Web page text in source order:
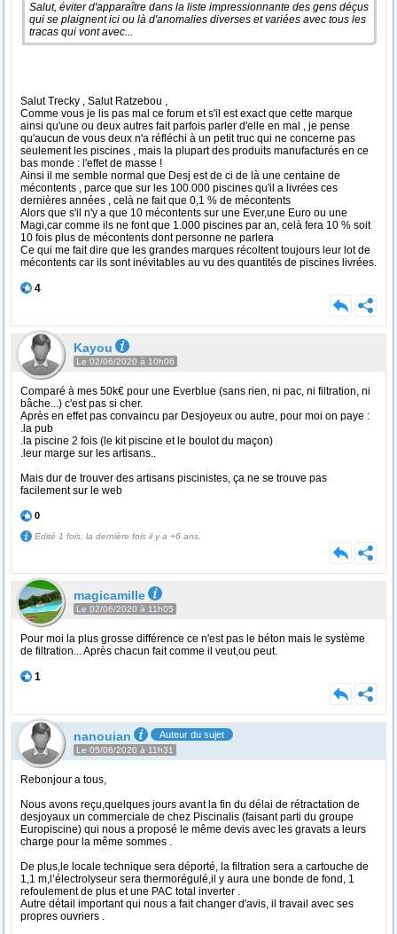
Salut, éviter d'apparaître dans la liste impressionnante des gens déçus
qui se plaignent ici ou là d'anomalies diverses et variées avec tous les
tracas qui vont avec...
Salut Trecky , Salut Ratzebou ,
Comme vous je lis pas mal ce forum et s'il est exact que cette marque
ainsi qu'une ou deux autres fait parfois parler d'elle en mal , je pense
qu'aucun de vous deux n'a réfléchi à un petit truc qui ne concerne pas
seulement les piscines , mais la plupart des produits manufacturés en ce
bas monde : l'effet de masse !
Ainsi il me semble normal que Desj est de ci de là une centaine de
mécontents , parce que sur les 100.000 piscines qu'il a livrées ces
dernières années , celà ne fait que 0,1 % de mécontents
Alors que s'il n'y a que 10 mécontents sur une Ever,une Euro ou une
Magi,car comme ils ne font que 1.000 piscines par an, celà fera 10 % soit
10 fois plus de mécontents dont personne ne parlera
Ce qui me fait dire que les grandes marques récoltent toujours leur lot de
mécontents car ils sont inévitables au vu des quantités de piscines livrées.
4
Kayou
Le 02/06/2020 à 10h06
Comparé à mes 50k€ pour une Everblue (sans rien, ni pac, ni filtration, ni
bâche...) c'est pas si cher.
Après en effet pas convaincu par Desjoyeux ou autre, pour moi on paye :
.la pub
.la piscine 2 fois (le kit piscine et le boulot du maçon)
.leur marge sur les artisans..
Mais dur de trouver des artisans piscinistes, ça ne se trouve pas
facilement sur le web
0
Edité 1 fois, la dernière fois il y a +6 ans.
magicamille
Le 02/06/2020 à 11h05
Pour moi la plus grosse différence ce n'est pas le béton mais le système
de filtration... Après chacun fait comme il veut,ou peut.
1
nanouian Auteur du sujet
Le 05/06/2020 à 11h31
Rebonjour a tous,
Nous avons reçu,quelques jours avant la fin du délai de rétractation de
desjoyaux un commerciale de chez Piscinalis (faisant parti du groupe
Europiscine) qui nous a proposé le même devis avec les gravats a leurs
charge pour la même sommes .
De plus,le locale technique sera déporté, la filtration sera a cartouche de
1,1 m,l’électrolyseur sera thermorégulé,il y aura une bonde de fond, 1
refoulement de plus et une PAC total inverter .
Autre détail important qui nous a fait changer d'avis, il travail avec ses
propres ouvriers .